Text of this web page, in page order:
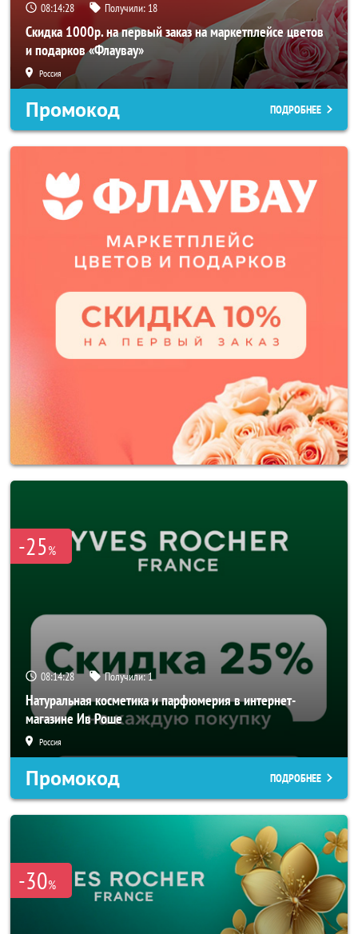
08:14:27 Получили: 18
Скидка 1000р. на первый заказ на маркетплейсе цветов
и подарков «Флаувау»
Россия
Промокод ПОДРОБНЕЕ
-25%
08:14:27 Получили:1
Натуральная косметика и парфюмерия в интернет-
магазине Ив Роше
Россия
Промокод ПОДРОБНЕЕ
-30%